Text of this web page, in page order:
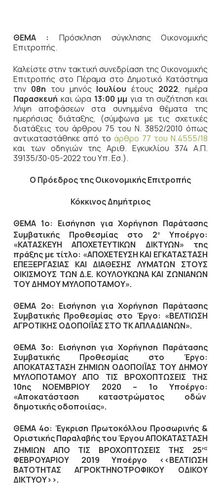
ΘΕΜΑ :
Πρόσκληση σύγκλησης Οικονομικής
Επιτροπής.
Καλείστε στην τακτική συνεδρίαση της Οικονομικής
Επιτροπής στο Πέραμα στο Δημοτικό Κατάστημα
την08η του μηνός Ιουλίου έτους 2022, ημέρα
Παρασκευή και ώρα 13:00 μμγια τη συζήτηση και
λήψη αποφάσεων στα συνημμένα θέματα της
ημερήσιας διάταξης, (σύμφωνα με τις σχετικές
διατάξεις του άρθρου 75 του Ν. 3852/2010 όπως
αντικαταστάθηκε από το άρθρο 77 του Ν.4555/18
και των οδηγιών της Αριθ. Εγκυκλίου 374 Α.Π.
39135/30-05-2022 του Υπ. Εσ.).
Ο Πρόεδροςτης Οικονομικής Επιτροπής
Κόκκινος Δημήτριος
ΘΕΜΑ 1ο: Εισήγηση για Χορήγηση Παράτασης
Συμβατικής Προθεσμίας στο 2ο
Υποέργο:
«ΚΑΤΑΣΚΕΥΗ ΑΠΟΧΕΤΕΥΤΙΚΩΝ ΔΙΚΤΥΩΝ» της
πράξης με τίτλο: «ΑΠΟΧΕΤΕΥΣΗ ΚΑΙ ΕΓΚΑΤΑΣΤΑΣΗ
ΕΠΕΞΕΡΓΑΣΙΑΣ ΚΑΙ ΔΙΑΘΕΣΗΣ ΛΥΜΑΤΩΝ ΣΤΟΥΣ
ΟΙΚΙΣΜΟΥΣ ΤΩΝ Δ.Ε. ΚΟΥΛΟΥΚΩΝΑ ΚΑΙ ΖΩΝΙΑΝΩΝ
ΤΟΥ ΔΗΜΟΥ ΜΥΛΟΠΟΤΑΜΟΥ».
ΘΕΜΑ 2ο: Εισήγηση για Χορήγηση Παράτασης
Συμβατικής Προθεσμίας στο Έργο: «ΒΕΛΤΙΩΣΗ
ΑΓΡΟΤΙΚΗΣ ΟΔΟΠΟΙΪΑΣ ΣΤΟ ΤΚ ΑΠΛΑΔΙΑΝΩΝ».
ΘΕΜΑ 3ο: Εισήγηση για Χορήγηση Παράτασης
Συμβατικής Προθεσμίας στο Έργο:
ΑΠΟΚΑΤΑΣΤΑΣΗ ΖΗΜΙΩΝ ΟΔΟΠΟΙΪΑΣ ΤΟΥ ΔΗΜΟΥ
ΜΥΛΟΠΟΤΑΜΟΥ ΑΠΟ ΤΙΣ ΒΡΟΧΟΠΤΩΣΕΙΣ ΤΗΣ
10ης ΝΟΕΜΒΡΙΟΥ 2020 – 1ο Υποέργο:
«Αποκατάσταση καταστρώματος οδών
δημοτικής οδοποιίας».
ΘΕΜΑ 4ο: Έγκριση Πρωτοκόλλου Προσωρινής &
Οριστικής Παραλαβής του Έργου ΑΠΟΚΑΤΑΣΤΑΣΗ
ΖΗΜΙΩΝ ΑΠΟ ΤΙΣ ΒΡΟΧΟΠΤΩΣΕΙΣ ΤΗΣ 25ΗΣ
ΦΕΒΡΟΥΑΡΙΟΥ 2019 Υποέργο <<ΒΕΛΤΙΩΣΗ
ΒΑΤΟΤΗΤΑΣ ΑΓΡΟΚΤΗΝΟΤΡΟΦΙΚΟΥ ΟΔΙΚΟΥ
ΔΙΚΤΥΟΥ>>.